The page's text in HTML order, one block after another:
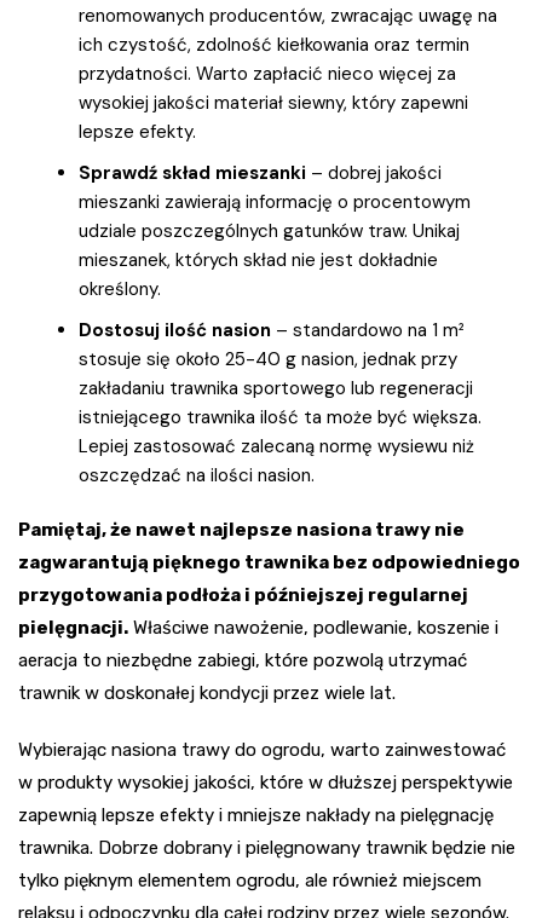
renomowanych producentów, zwracając uwagę na
ich czystość, zdolność kiełkowania oraz termin
przydatności. Warto zapłacić nieco więcej za
wysokiej jakości materiał siewny, który zapewni
lepsze efekty.
Sprawdź skład mieszanki – dobrej jakości
mieszanki zawierają informację o procentowym
udziale poszczególnych gatunków traw. Unikaj
mieszanek, których skład nie jest dokładnie
określony.
Dostosuj ilość nasion – standardowo na 1 m²
stosuje się około 25-40 g nasion, jednak przy
zakładaniu trawnika sportowego lub regeneracji
istniejącego trawnika ilość ta może być większa.
Lepiej zastosować zalecaną normę wysiewu niż
oszczędzać na ilości nasion.
Pamiętaj, że nawet najlepsze nasiona trawy nie
zagwarantują pięknego trawnika bez odpowiedniego
przygotowania podłoża i późniejszej regularnej
pielęgnacji. Właściwe nawożenie, podlewanie, koszenie i
aeracja to niezbędne zabiegi, które pozwolą utrzymać
trawnik w doskonałej kondycji przez wiele lat.
Wybierając nasiona trawy do ogrodu, warto zainwestować
w produkty wysokiej jakości, które w dłuższej perspektywie
zapewnią lepsze efekty i mniejsze nakłady na pielęgnację
trawnika. Dobrze dobrany i pielęgnowany trawnik będzie nie
tylko pięknym elementem ogrodu, ale również miejscem
relaksu i odpoczynku dla całej rodziny przez wiele sezonów.